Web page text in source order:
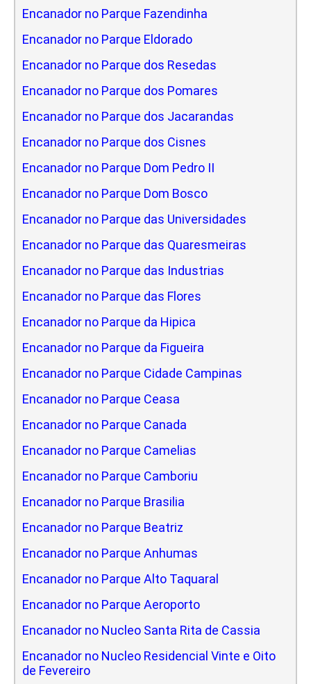
Encanador no Parque Fazendinha
Encanador no Parque Eldorado
Encanador no Parque dos Resedas
Encanador no Parque dos Pomares
Encanador no Parque dos Jacarandas
Encanador no Parque dos Cisnes
Encanador no Parque Dom Pedro II
Encanador no Parque Dom Bosco
Encanador no Parque das Universidades
Encanador no Parque das Quaresmeiras
Encanador no Parque das Industrias
Encanador no Parque das Flores
Encanador no Parque da Hipica
Encanador no Parque da Figueira
Encanador no Parque Cidade Campinas
Encanador no Parque Ceasa
Encanador no Parque Canada
Encanador no Parque Camelias
Encanador no Parque Camboriu
Encanador no Parque Brasilia
Encanador no Parque Beatriz
Encanador no Parque Anhumas
Encanador no Parque Alto Taquaral
Encanador no Parque Aeroporto
Encanador no Nucleo Santa Rita de Cassia
Encanador no Nucleo Residencial Vinte e Oito
de Fevereiro